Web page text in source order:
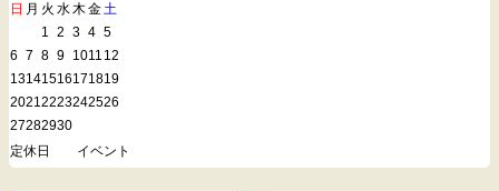
日 月 火 水木金土
1 2 3 4 5
6 7 8 9 1011 12
13141516171819
20212223242526
27282930
定休日
イベント